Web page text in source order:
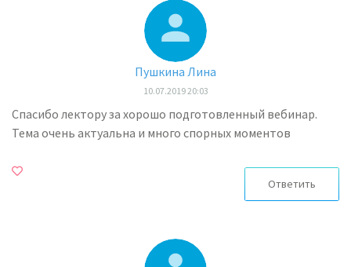
Пушкина Лина
10.07.2019 20:03
Спасибо лектору за хорошо подготовленный вебинар.
Тема очень актуальна и много спорных моментов
Ответить